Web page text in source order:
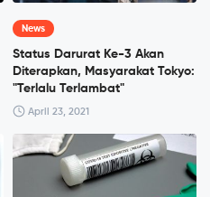
News
Status Darurat Ke-3 Akan
Diterapkan, Masyarakat Tokyo:
"Terlalu Terlambat"
April 23, 2021